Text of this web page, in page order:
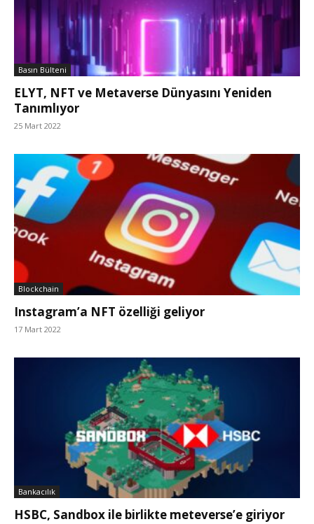
Basın Bülteni
ELYT, NFT ve Metaverse Dünyasını Yeniden
Tanımlıyor
25 Mart 2022
Blockchain
Instagram’a NFT özelliği geliyor
17 Mart 2022
Bankacılık
HSBC, Sandbox ile birlikte meteverse’e giriyor